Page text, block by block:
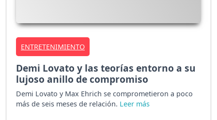
ENTRETENIMIENTO
Demi Lovato y las teorías entorno a su
lujoso anillo de compromiso
Demi Lovato y Max Ehrich se comprometieron a poco
más de seis meses de relación.